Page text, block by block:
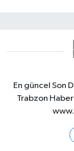
En güncel Son
Trabzon